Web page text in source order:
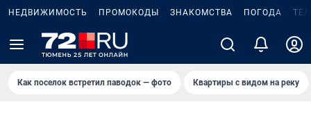
НЕДВИЖИМОСТЬ ПРОМОКОДЫ ЗНАКОМСТВА ПОГОДА
Как поселок встретил паводок — фото Квартиры с видом на реку